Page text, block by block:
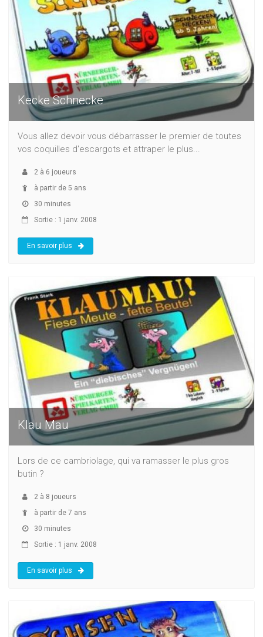
Kecke Schnecke
Vous allez devoir vous débarrasser le premier de toutes
vos coquilles d'escargots et attraper le plus...
2 à 6 joueurs
à partir de 5 ans
30 minutes
Sortie : 1 janv. 2008
En savoir plus
Klau Mau
Lors de ce cambriolage, qui va ramasser le plus gros
butin ?
2 à 8 joueurs
à partir de 7 ans
30 minutes
Sortie : 1 janv. 2008
En savoir plus